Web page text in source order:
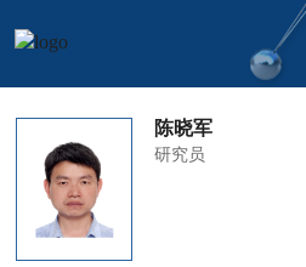
陈晓军
研究员